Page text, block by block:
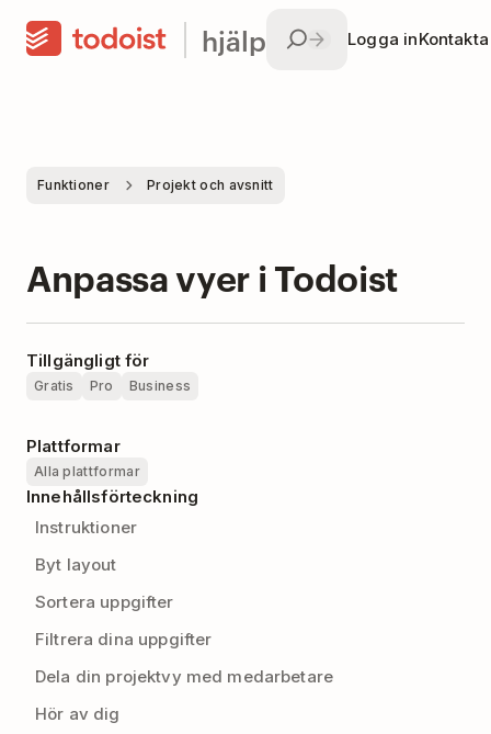
hjälp Logga in
Funktioner Projekt och avsnitt
Anpassa vyer i Todoist
Tillgängligt för
Gratis Pro Business
Plattformar
Alla plattformar
Innehållsförteckning
Instruktioner
Byt layout
Sortera uppgifter
Filtrera dina uppgifter
Dela din projektvy med medarbetare
Hör av dig